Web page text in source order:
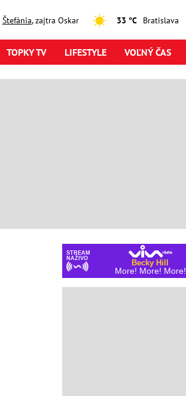
Štefánia, zajtra Oskar 33 °C
TOPKY TV LIFESTYLE VOĽNÝ ČAS
STREAM
NAŽIVO
Becky Hill
More! More! More!